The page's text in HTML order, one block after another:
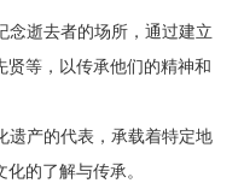
逝去者的场所，通过建立
贤等，以传承他们的精神和
产的代表，承载着特定地
的了解与传承。